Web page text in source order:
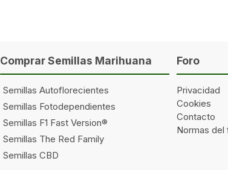
Comprar Semillas Marihuana
Semillas Autoflorecientes
Semillas Fotodependientes
Semillas F1 Fast Version®
Semillas The Red Family
Semillas CBD
Foro
Privacidad
Cookies
Contacto
Normas del